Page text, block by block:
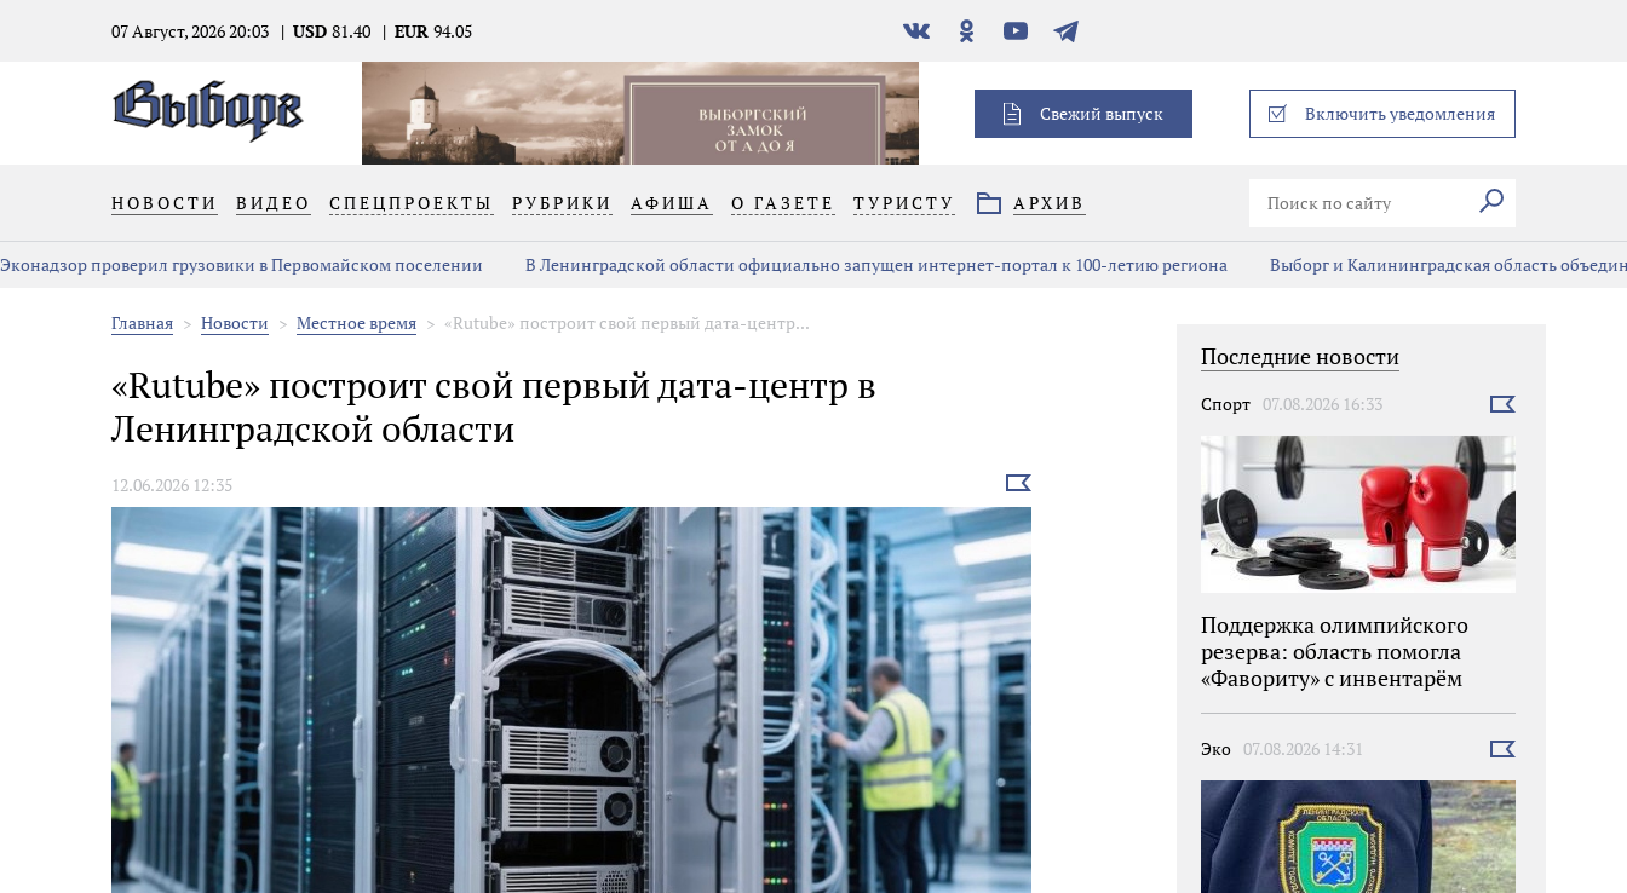
07 Август, 2026 20:03 USD 81.40 EUR 94.05
В
контакте
Одноклассники
YouTubeТелеграм
Свежий выпуск Включить уведомления
НОВОСТИ ВИДЕО СПЕЦПРОЕКТЫ РУБРИКИ АФИША О ГАЗЕТЕ ТУРИСТУ АРХИВ Искать
Эконадзор проверил грузовики в Первомайском поселении В Ленинградской области официально запущен интернет-портал к 100-летию региона Выборг и Калининградская область
Главная Новости Местное время «Rutube» построит свой первый дата-центр...
«Rutube» построит свой первый дата-центр в
Ленинградской области
12.06.2026 12:35
Выбрать
новость
Последние новости
Спорт 07.08.2026 16:33
Выбрать
Поддержка олимпийского
резерва: область помогла
«Фавориту» с инвентарём
Эко 07.08.2026 14:31
Выбрать